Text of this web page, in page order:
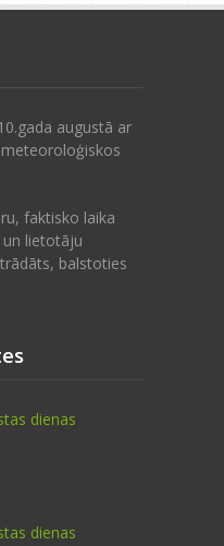
augustā ar
faktisko laika
lietotāju
balstoties
dienas
dienas